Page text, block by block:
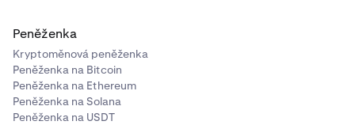
Peněženka
Kryptoměnová peněženka
Peněženka na Bitcoin
Peněženka na Ethereum
Peněženka na Solana
Peněženka na USDT